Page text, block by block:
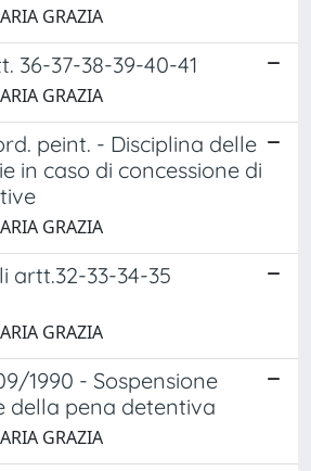
GRAZIA
36-37-38-39-40-41
GRAZIA
peint. - Disciplina delle
in caso di concessione di
GRAZIA
artt.32-33-34-35
GRAZIA
1990 - Sospensione
della pena detentiva
GRAZIA